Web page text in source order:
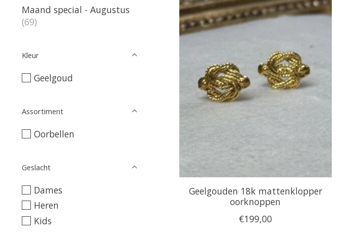
Maand special - Augustus
(69)
Kleur
Geelgoud
Assortiment
Oorbellen
Geslacht
Dames
Heren
Kids
Geelgouden 18k mattenklopper
oorknoppen
€199,00